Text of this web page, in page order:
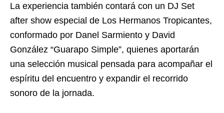
La experiencia también contará con un DJ Set
after show especial de Los Hermanos Tropicantes,
conformado por Danel Sarmiento y David
González “Guarapo Simple”, quienes aportarán
una selección musical pensada para acompañar el
espíritu del encuentro y expandir el recorrido
sonoro de la jornada.